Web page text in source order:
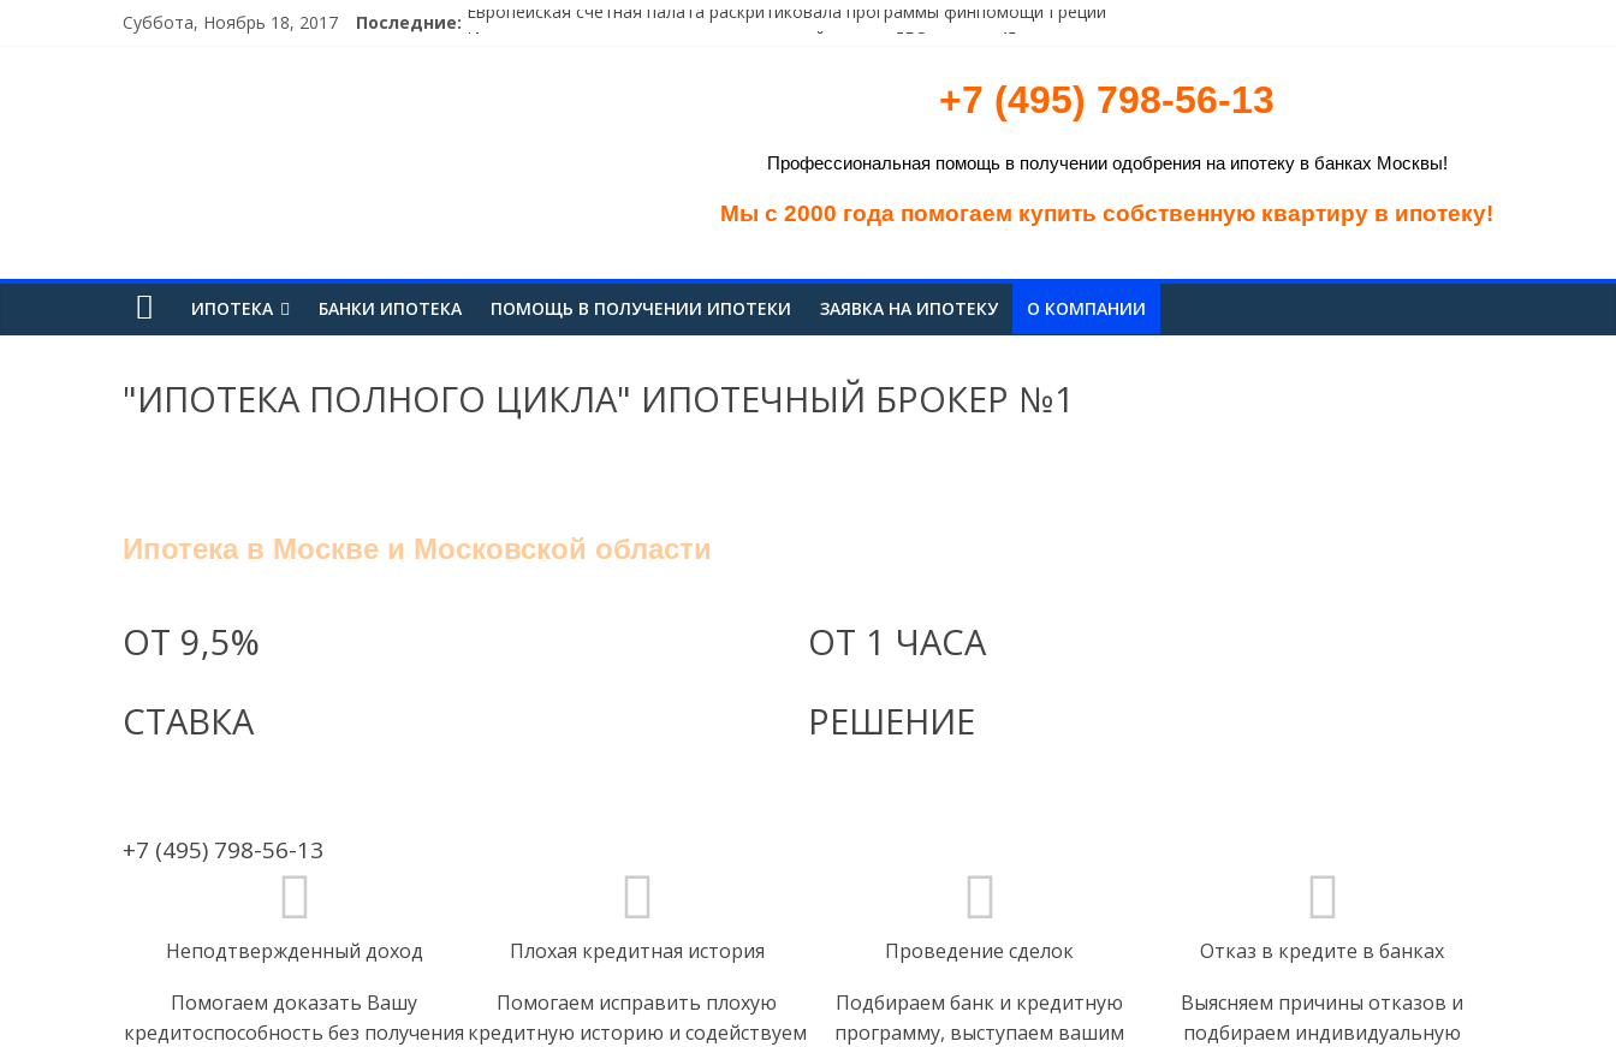
Суббота, Ноябрь 18, 2017 Последние: Европейская счетная палата раскритиковала программы финпомощи Греции
Суд отказал АСВ в иске к бывшим руководителям банка «Навигатор» на 4,85 млрд рублей
+7 (495) 798-56-13
Профессиональная помощь в получении одобрения на ипотеку в банках Москвы!
Мы с 2000 года помогаем купить собственную квартиру в ипотеку!
ИПОТЕКА БАНКИ ИПОТЕКА ПОМОЩЬ В ПОЛУЧЕНИИ ИПОТЕКИ ЗАЯВКА НА ИПОТЕКУ О КОМПАНИИ
"ИПОТЕКА ПОЛНОГО ЦИКЛА" ИПОТЕЧНЫЙ БРОКЕР №1
Ипотека в Москве и Московской области
ОТ 9,5%
СТАВКА
ОТ 1 ЧАСА
РЕШЕНИЕ
+7 (495) 798-56-13
Неподтвержденный доход
Помогаем доказать Вашу
кредитоспособность без получения
Плохая кредитная история
Помогаем исправить плохую
кредитную историю и содействуем
Проведение сделок
Подбираем банк и кредитную
программу, выступаем вашим
Отказ в кредите в банках
Выясняем причины отказов и
подбираем индивидуальную